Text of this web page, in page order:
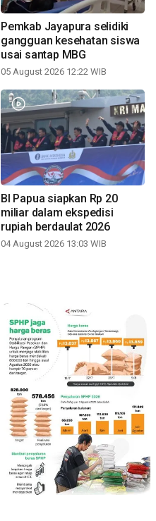
Pemkab Jayapura selidiki
gangguan kesehatan siswa
usai santap MBG
05 August 2026 12:22 WIB
BI Papua siapkan Rp 20
miliar dalam ekspedisi
rupiah berdaulat 2026
04 August 2026 13:03 WIB